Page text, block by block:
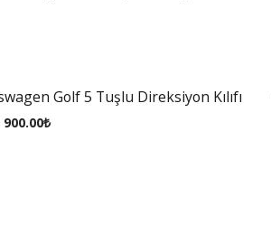
Golf 5 Tuşlu Direksiyon Kılıfı
900.00₺